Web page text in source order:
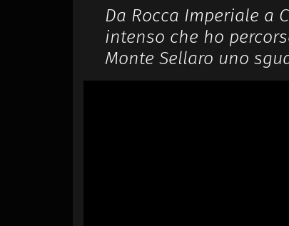
Da Rocca Imperiale a
intenso che ho
Monte Sellaro uno